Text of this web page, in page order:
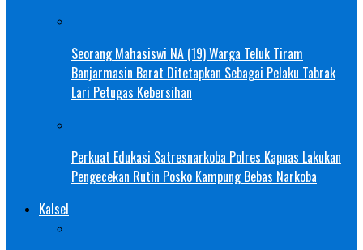
Seorang Mahasiswi NA (19) Warga Teluk Tiram
Banjarmasin Barat Ditetapkan Sebagai Pelaku Tabrak
Lari Petugas Kebersihan
Perkuat Edukasi Satresnarkoba Polres Kapuas Lakukan
Pengecekan Rutin Posko Kampung Bebas Narkoba
Kalsel